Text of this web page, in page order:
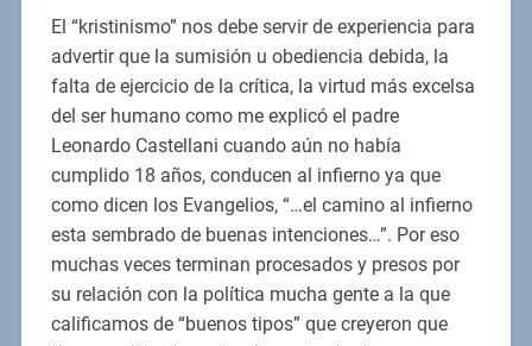
El “kristinismo” nos debe servir de experiencia para
advertir que la sumisión u obediencia debida, la
falta de ejercicio de la crítica, la virtud más excelsa
del ser humano como me explicó el padre
Leonardo Castellani cuando aún no había
cumplido 18 años, conducen al infierno ya que
como dicen los Evangelios, “…el camino al infierno
esta sembrado de buenas intenciones…”. Por eso
muchas veces terminan procesados y presos por
su relación con la política mucha gente a la que
calificamos de “buenos tipos” que creyeron que